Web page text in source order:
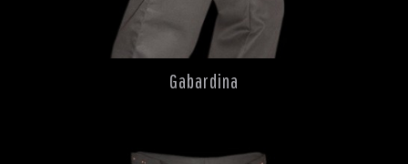
Gabardina